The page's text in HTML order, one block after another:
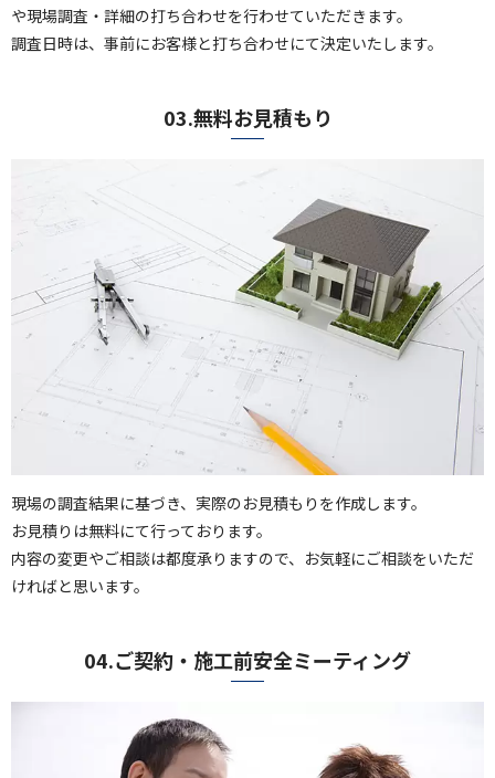
や現場調査・詳細の打ち合わせを行わせていただきます。
調査日時は、事前にお客様と打ち合わせにて決定いたします。
03.無料お見積もり
現場の調査結果に基づき、実際のお見積もりを作成します。
お見積りは無料にて行っております。
内容の変更やご相談は都度承りますので、お気軽にご相談をいただ
ければと思います。
04.ご契約・施工前安全ミーティング